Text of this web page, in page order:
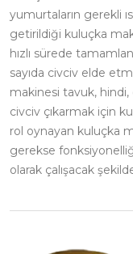
yumurtaların gerekli
getirildiği kuluçka
hızlı sürede
sayıda civciv elde
makinesi tavuk, hindi,
civciv çıkarmak için
rol oynayan kuluçka
gerekse
olarak çalışacak